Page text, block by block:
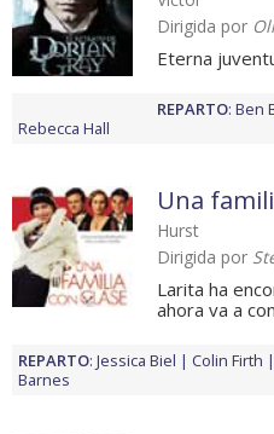
Dirigida por
Eterna
REPARTO: Ben
Rebecca Hall
Una
Hurst
Dirigida por
Larita ha
ahora va a
REPARTO: Jessica Biel Colin Firth
Barnes